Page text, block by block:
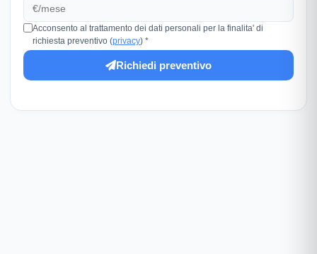
Acconsento al trattamento dei dati personali per la finalita' di
richiesta preventivo (privacy) *
Richiedi preventivo